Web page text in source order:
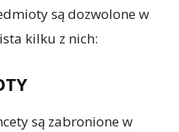
są dozwolone w
kilku z nich:
są zabronione w